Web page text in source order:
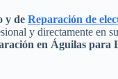
y de Reparación de
y directamente en
en Águilas para